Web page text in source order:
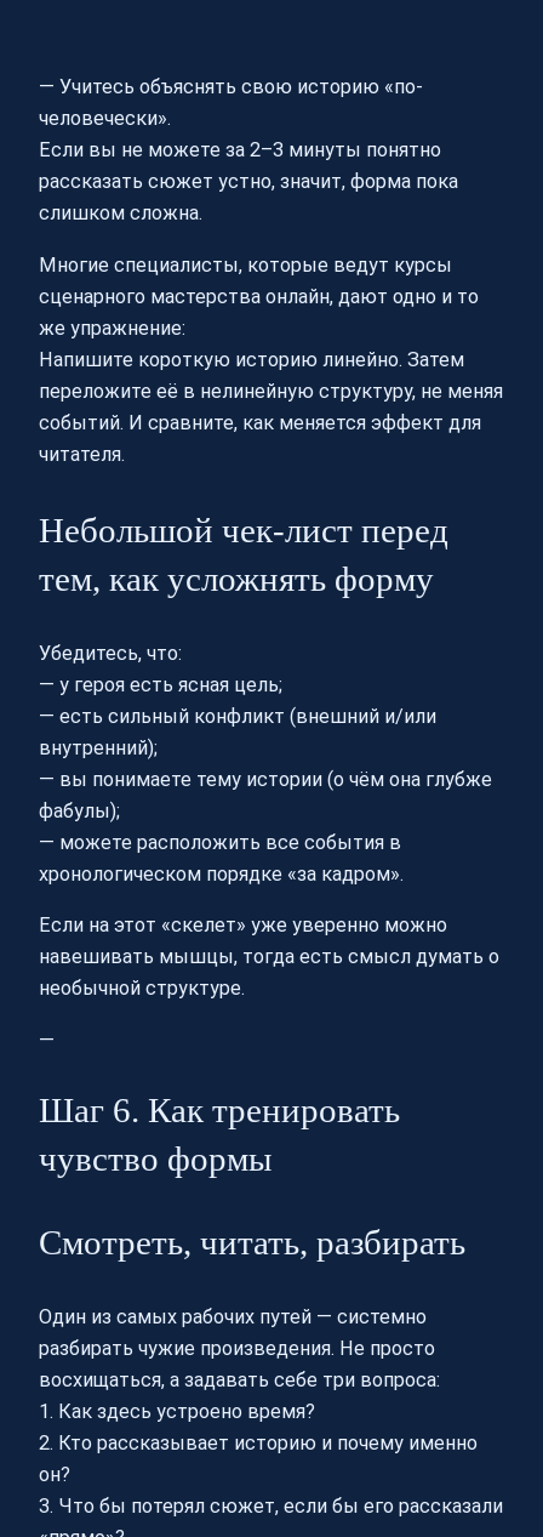
— Учитесь объяснять свою историю «по-
человечески».
Если вы не можете за 2–3 минуты понятно
рассказать сюжет устно, значит, форма пока
слишком сложна.
Многие специалисты, которые ведут курсы
сценарного мастерства онлайн, дают одно и то
же упражнение:
Напишите короткую историю линейно. Затем
переложите её в нелинейную структуру, не меняя
событий. И сравните, как меняется эффект для
читателя.
Небольшой чек‑лист перед
тем, как усложнять форму
Убедитесь, что:
— у героя есть ясная цель;
— есть сильный конфликт (внешний и/или
внутренний);
— вы понимаете тему истории (о чём она глубже
фабулы);
— можете расположить все события в
хронологическом порядке «за кадром».
Если на этот «скелет» уже уверенно можно
навешивать мышцы, тогда есть смысл думать о
необычной структуре.
—
Шаг 6. Как тренировать
чувство формы
Смотреть, читать, разбирать
Один из самых рабочих путей — системно
разбирать чужие произведения. Не просто
восхищаться, а задавать себе три вопроса:
1. Как здесь устроено время?
2. Кто рассказывает историю и почему именно
он?
3. Что бы потерял сюжет, если бы его рассказали